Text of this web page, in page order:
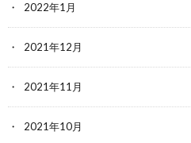
2022年1月
2021年12月
2021年11月
2021年10月